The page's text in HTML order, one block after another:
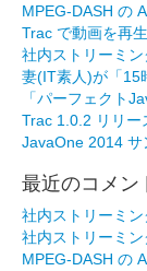
MPEG-DASH の
Trac で動画を再
社内ストリーミ
妻(IT素人)が「15
「パーフェクト
Trac 1.0.2 リリー
JavaOne 2014 サ
最近のコメン
社内ストリーミ
社内ストリーミ
MPEG-DASH の